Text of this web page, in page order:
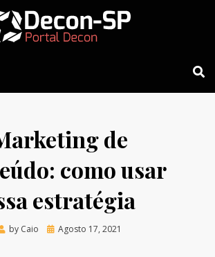
de
como usar
estratégia
by Caio
Posted
Agosto 17, 2021